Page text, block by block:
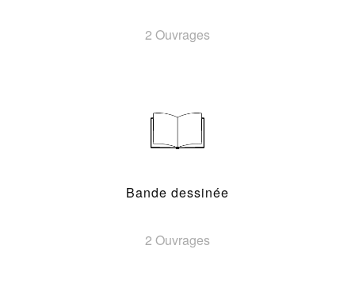
2 Ouvrages
Bande dessinée
2 Ouvrages